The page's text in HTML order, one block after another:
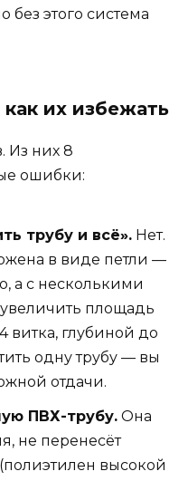
без этого система
их избежать
Из них 8
ошибки:
трубу и всё». Нет.
в виде петли —
а с несколькими
площадь
витка, глубиной до
одну трубу — вы
отдачи.
ПВХ-трубу. Она
не перенесёт
высокой